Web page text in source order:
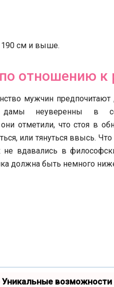
190 см и выше.
отношению
мужчин
дамы неуверенны в
отметили, что стоя в
или тянуться ввысь.
не вдавались в
должна быть немного
возможности